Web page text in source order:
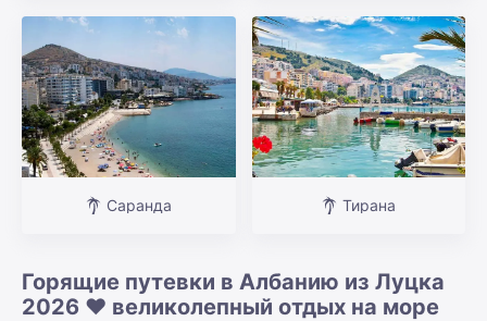
Саранда Тирана
Горящие путевки в Албанию из Луцка
2026 ❤️ великолепный отдых на море